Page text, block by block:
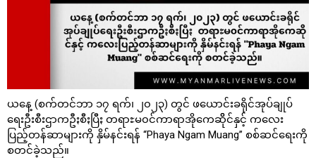
ယနေ့ (စက်တင်ဘာ ၁၇ ရက်၊ ၂၀၂၃) တွင် ဖယောင်းခရိုင်အုပ်ချုပ်
ရေးဦးစီးဌာကဦႏစီႏပြီႏ တရာႊမ၀င်ကာရာအိုကေဆိိုင်နှင့် ကလေး
ပြည့်တန်ဆာများကို နှိမ်နင်းရန် “Phaya Ngam Muang” စစ်ဆင်ရေးကို
စတင်ခဲ့သည်။